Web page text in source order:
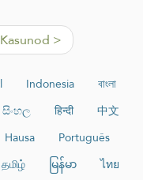
>
Indonesia
বাংলা
සිංහල हिन्दी
中文
Hausa
Português
தமிழ் မြန်မာ
ไทย